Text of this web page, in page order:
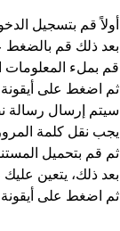
أولاً قم بتسجيل
بعد ذلك قم بالضغط
قم بملء المعلومات
ثم اضغط على أيقونة
سيتم إرسال رسالة
يجب نقل كلمة
ثم قم بتحميل
بعد ذلك، يتعين
ثم اضغط على أيقونة